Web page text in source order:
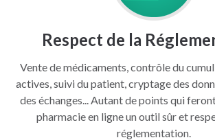
Respect de la
Vente de médicaments, contrôle du
actives, suivi du patient, cryptage des
des échanges... Autant de points qui
pharmacie en ligne un outil sûr et
réglementation.